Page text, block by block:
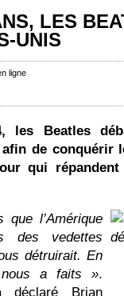
LES
UNIS
ligne
les Beatles
afin de conquérir
qui
l’Amérique
des vedettes
détruirait. En
a faits ».
déclaré Brian